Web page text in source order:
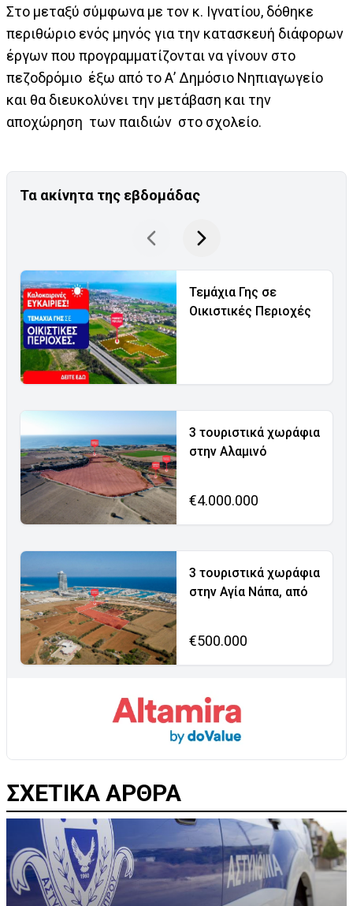
Στο μεταξύ σύμφωνα με τον κ. Ιγνατίου, δόθηκε
περιθώριο ενός μηνός για την κατασκευή διάφορων
έργων που προγραμματίζονται να γίνουν στο
πεζοδρόμιο έξω από το Α’ Δημόσιο Νηπιαγωγείο
και θα διευκολύνει την μετάβαση και την
αποχώρηση των παιδιών στο σχολείο.
Τα ακίνητα της εβδομάδας
Τεμάχια Γης σε
Οικιστικές Περιοχές
3 τουριστικά χωράφια
στην Αλαμινό
€4.000.000
3 τουριστικά χωράφια
στην Αγία Νάπα, από
€500.000
ΣΧΕΤΙΚΑ ΑΡΘΡΑ